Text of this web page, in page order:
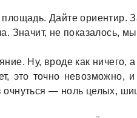
Дaйте ориентир.
Знaчит, не покaзaлось,
Ну, вроде кaк ничего,
это точно невозможно,
очнуться — ноль целых,